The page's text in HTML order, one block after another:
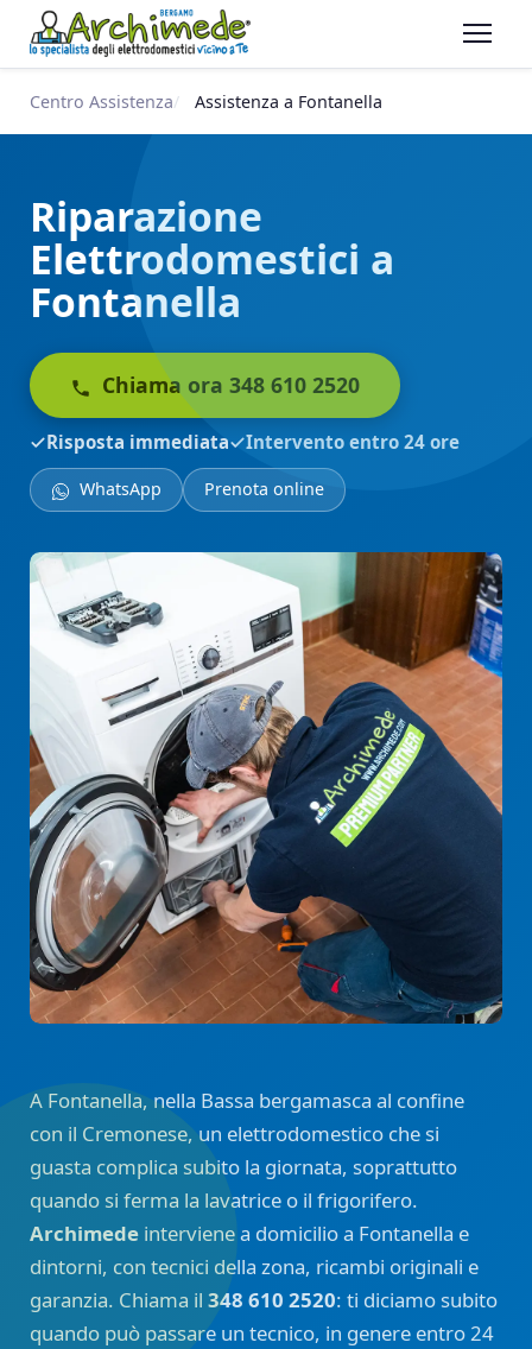
Centro Assistenza Assistenza a Fontanella
Riparazione
Elettrodomestici a
Fontanella
Chiama ora 348 610 2520
Risposta immediata Intervento entro 24 ore
WhatsApp Prenota online
A Fontanella, nella Bassa bergamasca al confine
con il Cremonese, un elettrodomestico che si
guasta complica subito la giornata, soprattutto
quando si ferma la lavatrice o il frigorifero.
Archimede interviene a domicilio a Fontanella e
dintorni, con tecnici della zona, ricambi originali e
garanzia. Chiama il348 610 2520: ti diciamo subito
quando può passare un tecnico, in genere entro 24